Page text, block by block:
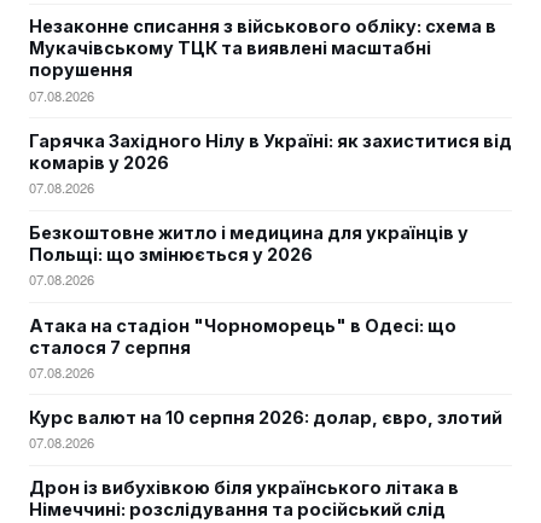
Незаконне списання з військового обліку: схема в
Мукачівському ТЦК та виявлені масштабні
порушення
07.08.2026
Гарячка Західного Нілу в Україні: як захиститися від
комарів у 2026
07.08.2026
Безкоштовне житло і медицина для українців у
Польщі: що змінюється у 2026
07.08.2026
Атака на стадіон "Чорноморець" в Одесі: що
сталося 7 серпня
07.08.2026
Курс валют на 10 серпня 2026: долар, євро, злотий
07.08.2026
Дрон із вибухівкою біля українського літака в
Німеччині: розслідування та російський слід